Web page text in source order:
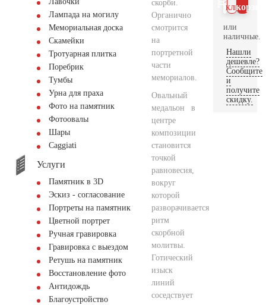
Лампада на могилу
Мемориальная доска
Скамейки
Тротуарная плитка
Поребрик
Тумбы
Урна для праха
Фото на памятник
Фотоовалы
Шары
Сaggiati
Услуги
Памятник в 3D
Эскиз - согласование
Портреты на памятник
Цветной портрет
Ручная гравировка
Гравировка с выездом
Ретушь на памятник
Восстановление фото
Антидождь
Благоустройство
скорби.
Органично
смотрится
на
портретной
части
мемориалов.
Овальный
медальон в
центре
композиции
становится
точкой
равновесия,
вокруг
которой
разворачивается
ритм
скорбной
молитвы.
Готический
изыск
линий
соседствует
клик
или
наличные.
Нашли
дешевле?
Сообщите
и
получите
скидку.